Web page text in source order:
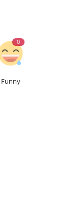
0
Funny